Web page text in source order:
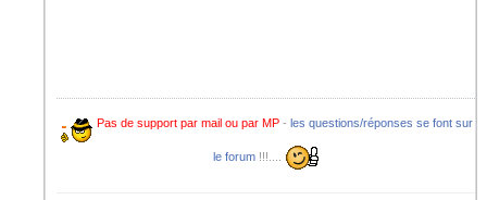
Pas de support par mail ou par MP- les questions/réponses se font sur
le forum!!!....